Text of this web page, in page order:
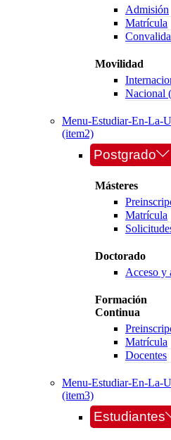
Admisión
Matrícula
Movilidad
Nacional
Menu-Estudiar-En-La-
(item2)
Postgrado
Másteres
Matrícula
Doctorado
Acceso y
Formación
Continua
Matrícula
Docentes
Menu-Estudiar-En-La-
(item3)
Estudiantes